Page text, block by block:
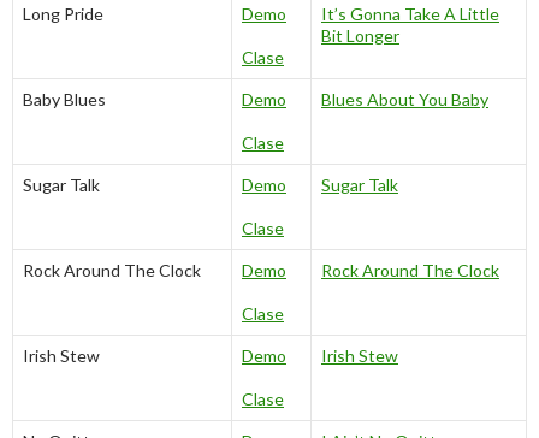
Long Pride Demo
Clase
It’s Gonna Take A Little
Bit Longer
Baby Blues Demo
Clase
Blues About You Baby
Sugar Talk Demo
Clase
Sugar Talk
Rock Around The Clock Demo
Clase
Rock Around The Clock
Irish Stew Demo
Clase
Irish Stew